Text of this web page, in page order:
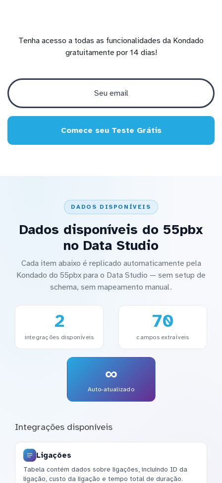
Tenha acesso a todas as funcionalidades da Kondado
gratuitamente por 14 dias!
Comece seu Teste Grátis
DADOS DISPONÍVEIS
Dados disponíveis do 55pbx
no Data Studio
Cada item abaixo é replicado automaticamente pela
Kondado do 55pbx para o Data Studio — sem setup de
schema, sem mapeamento manual.
2
integrações disponíveis
70
campos extraíveis
∞
Auto-atualizado
Integrações disponíveis
Ligações
Tabela contém dados sobre ligações, incluindo ID da
ligação, custo da ligação e tempo total de duração.